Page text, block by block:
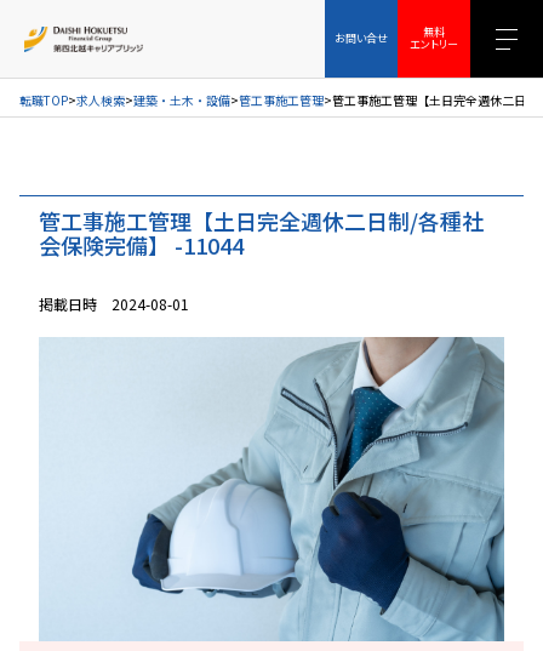
お問い合せ 無料
エントリー
お問い合せ 無料エントリー
転職TOP 求人検索 建築・土木・設備 管工事施工管理 管工事施工管理【土日完全週休二日
管工事施工管理【土日完全週休二日制/各種社
会保険完備】 -11044
掲載日時 2024-08-01